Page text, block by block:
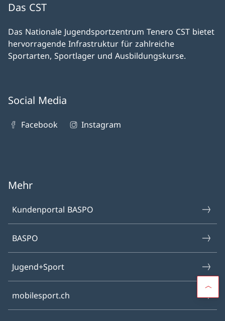
Das CST
Das Nationale Jugendsportzentrum Tenero CST bietet
hervorragende Infrastruktur für zahlreiche
Sportarten, Sportlager und Ausbildungskurse.
Social Media
Facebook Instagram
Mehr
Kundenportal BASPO
BASPO
Jugend+Sport
mobilesport.ch